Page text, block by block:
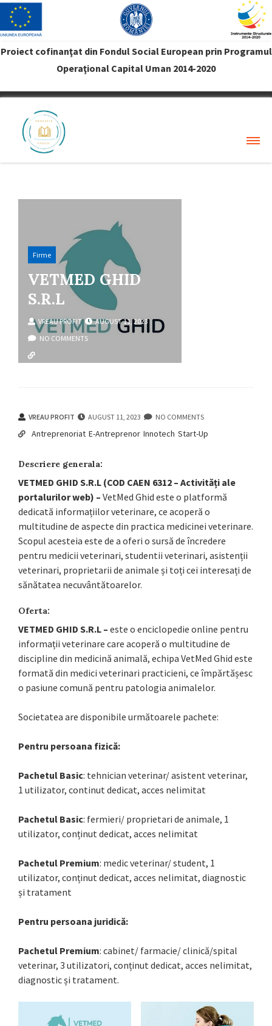
Proiect cofinanţat din Fondul Social European prin Programul
Operaţional Capital Uman 2014-2020
VREAU PROFIT
Firme
VETMED GHID
S.R.L
VREAU PROFIT
AUGUST 11, 2023
NO COMMENTS
VREAU PROFIT AUGUST 11, 2023 NO COMMENTS
Antreprenoriat E-Antreprenor Innotech Start-Up
Descriere generala:
VETMED GHID S.R.L (COD CAEN 6312 – Activități ale
portalurilor web) – VetMed Ghid este o platformă
dedicată informațiilor veterinare, ce acoperă o
multitudine de aspecte din practica medicinei veterinare.
Scopul acesteia este de a oferi o sursă de încredere
pentru medicii veterinari, studentii veterinari, asistenții
veterinari, proprietarii de animale și toți cei interesați de
sănătatea necuvântătoarelor.
Oferta:
VETMED GHID S.R.L – este o enciclopedie online pentru
informații veterinare care acoperă o multitudine de
discipline din medicină animală, echipa VetMed Ghid este
formată din medici veterinari practicieni, ce împărtășesc
o pasiune comună pentru patologia animalelor.
Societatea are disponibile următoarele pachete:
Pentru persoana fizică:
Pachetul Basic: tehnician veterinar/ asistent veterinar,
1 utilizator, continut dedicat, acces nelimitat
Pachetul Basic: fermieri/ proprietari de animale, 1
utilizator, conținut dedicat, acces nelimitat
Pachetul Premium: medic veterinar/ student, 1
utilizator, conținut dedicat, acces nelimitat, diagnostic
și tratament
Pentru persoana juridică:
Pachetul Premium: cabinet/ farmacie/ clinică/spital
veterinar, 3 utilizatori, conținut dedicat, acces nelimitat,
diagnostic și tratament.